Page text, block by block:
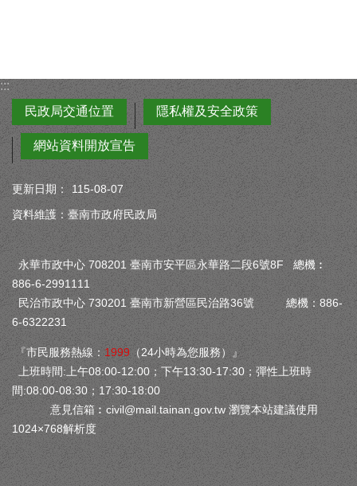
:::
民政局交通位置
隱私權及安全政策
網站資料開放宣告
更新日期：
115-08-07
資料維護：臺南市政府民政局
永華市政中心 708201 臺南市安平區永華路二段6號8F 總機︰
886-6-2991111
民治市政中心 730201 臺南市新營區民治路36號 總機：886-
6-6322231
『市民服務熱線： 1999 （24小時為您服務）』
上班時間:上午08:00-12:00；下午13:30-17:30；彈性上班時
間:08:00-08:30；17:30-18:00
意見信箱︰ civil@mail.tainan.gov.tw 瀏覽本站建議使用
1024×768解析度